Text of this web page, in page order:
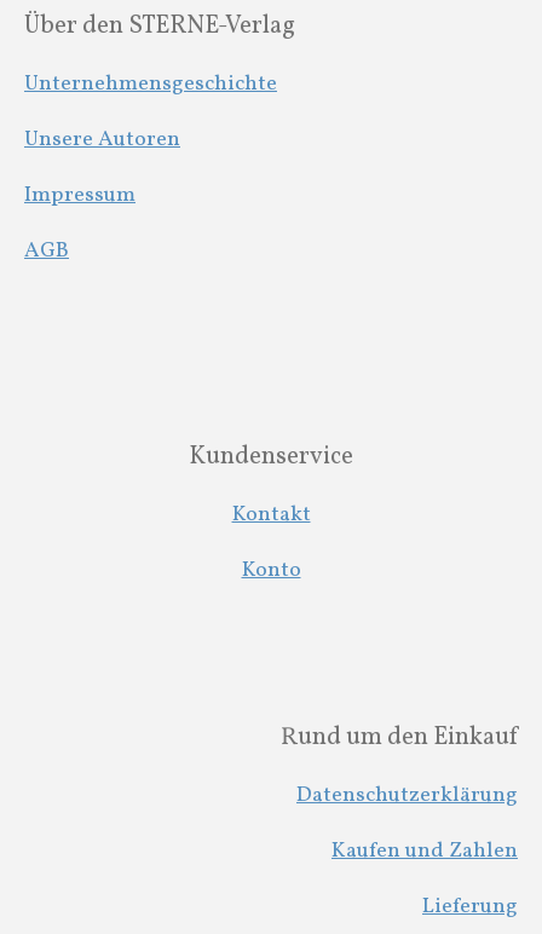
g
a
Über den STERNE-Verlag
Unternehmensgeschichte
Unsere Autoren
Impressum
AGB
Kundenservice
Kontakt
Konto
Rund um den Einkauf
Datenschutzerklärung
Kaufen und Zahlen
Lieferung